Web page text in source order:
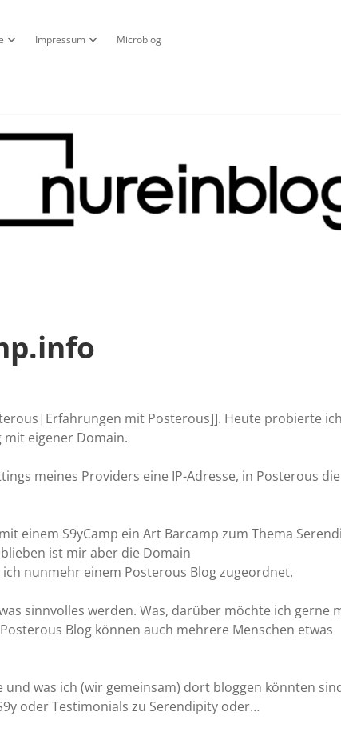
öffnen
Dropdown-Menü öffnen
Impressum Dropdown-Menü öffnen
Microblog
mit Posterous]]. Heute probierte
mit eigener Domain.
meines Providers eine IP-Adresse, in Posterous
einem S9yCamp ein Art Barcamp zum Thema
ist mir aber die Domain
nunmehr einem Posterous Blog zugeordnet.
sinnvolles werden. Was, darüber möchte ich gerne
Blog können auch mehrere Menschen etwas
und was ich (wir gemeinsam) dort bloggen könnten
oder Testimonials zu Serendipity oder…